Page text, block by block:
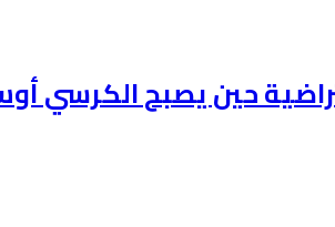
حين يصبح